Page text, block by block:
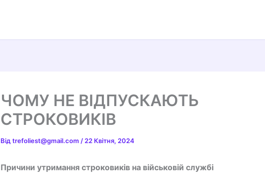
ЧОМУ НЕ ВІДПУСКАЮТЬ
СТРОКОВИКІВ
Від trefoliest@gmail.com / 22 Квітня, 2024
Причини утримання строковиків на військовій службі